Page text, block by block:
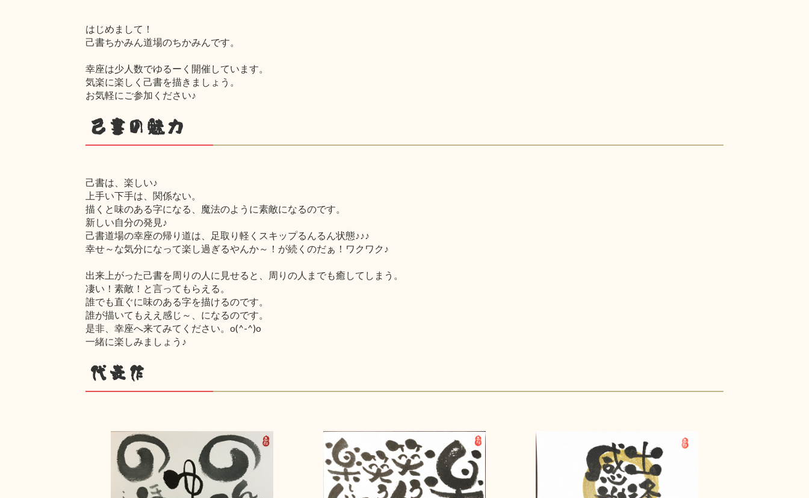
はじめまして！
己書ちかみん道場のちかみんです。
幸座は少人数でゆるーく開催しています。
気楽に楽しく己書を描きましょう。
お気軽にご参加ください♪
己書の魅力
己書は、楽しい♪
上手い下手は、関係ない。
描くと味のある字になる、魔法のように素敵になるのです。
新しい自分の発見♪
己書道場の幸座の帰り道は、足取り軽くスキップるんるん状態♪♪♪
幸せ～な気分になって楽し過ぎるやんか～！が続くのだぁ！ワクワク♪
出来上がった己書を周りの人に見せると、周りの人までも癒してしまう。
凄い！素敵！と言ってもらえる。
誰でも直ぐに味のある字を描けるのです。
誰が描いてもええ感じ～、になるのです。
是非、幸座へ来てみてください。o(^-^)o
一緒に楽しみましょう♪
代表作